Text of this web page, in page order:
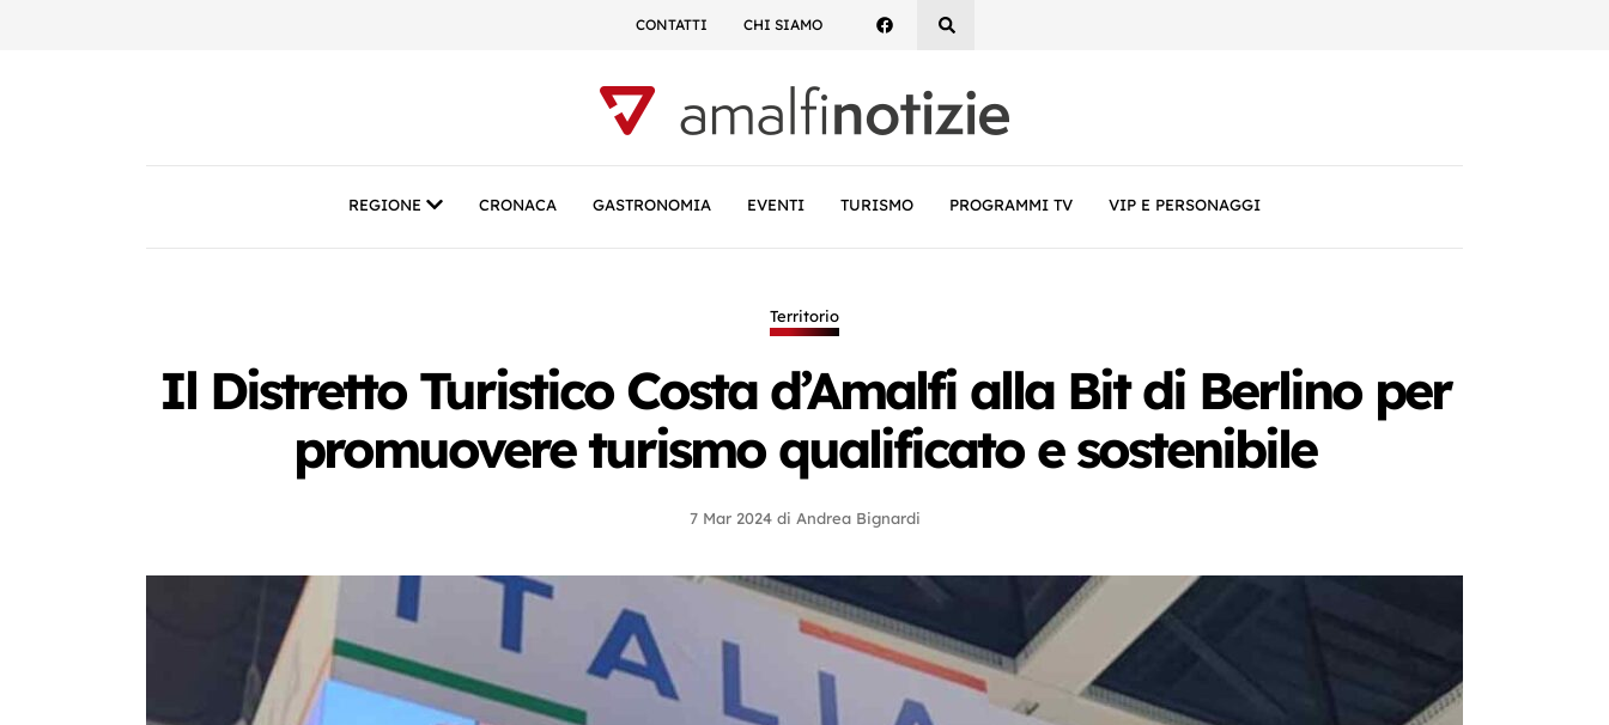
CONTATTI CHI SIAMO
REGIONE CRONACA GASTRONOMIA EVENTI TURISMO PROGRAMMI TV VIP E PERSONAGGI
Territorio
Il Distretto Turistico Costa d’Amalfi alla Bit di Berlino per
promuovere turismo qualificato e sostenibile
7 Mar 2024 di Andrea Bignardi